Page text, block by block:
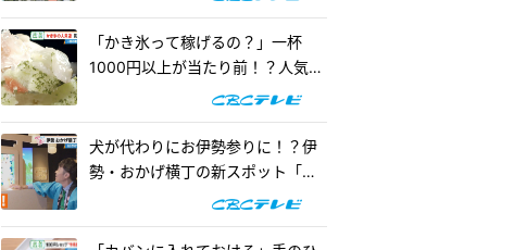
「かき氷って稼げるの？」一杯
1000円以上が当たり前！？人気店
の懐事情をリサーチ『チャン
犬が代わりにお伊勢参りに！？伊
勢・おかげ横丁の新スポット「オ
カゲ屋敷」で“おかげ犬”を体験